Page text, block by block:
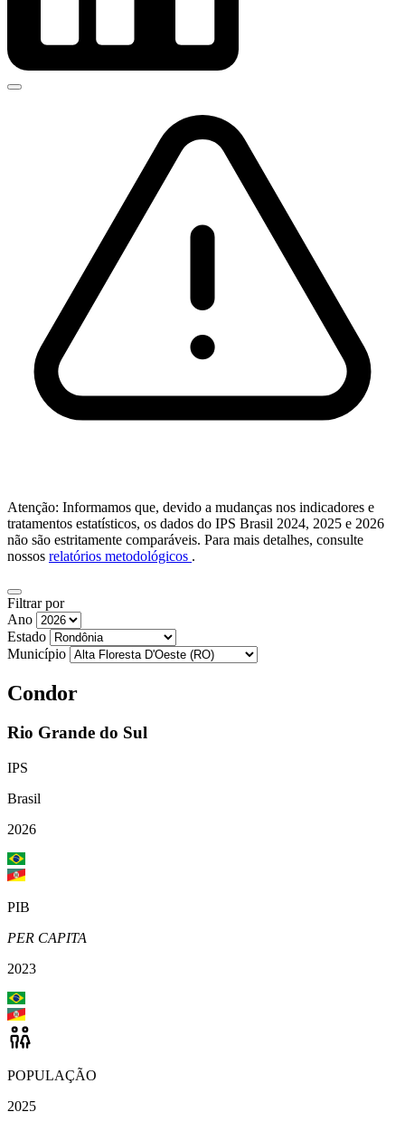
Atenção: Informamos que, devido a mudanças nos indicadores e
tratamentos estatísticos, os dados do IPS Brasil 2024, 2025 e 2026
não são estritamente comparáveis. Para mais detalhes, consulte
nossos relatórios metodológicos .
Filtrar por
Ano
Estado
Município
Condor
Rio Grande do Sul
IPS
Brasil
2026
PIB
PER CAPITA
2023
POPULAÇÃO
2025